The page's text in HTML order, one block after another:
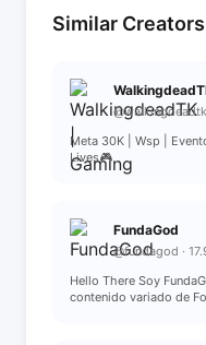
Similar Creators
Meta 30K | Wsp |
Lives🎮
FundaGod
@fundagod ·
Hello There Soy
contenido variado de